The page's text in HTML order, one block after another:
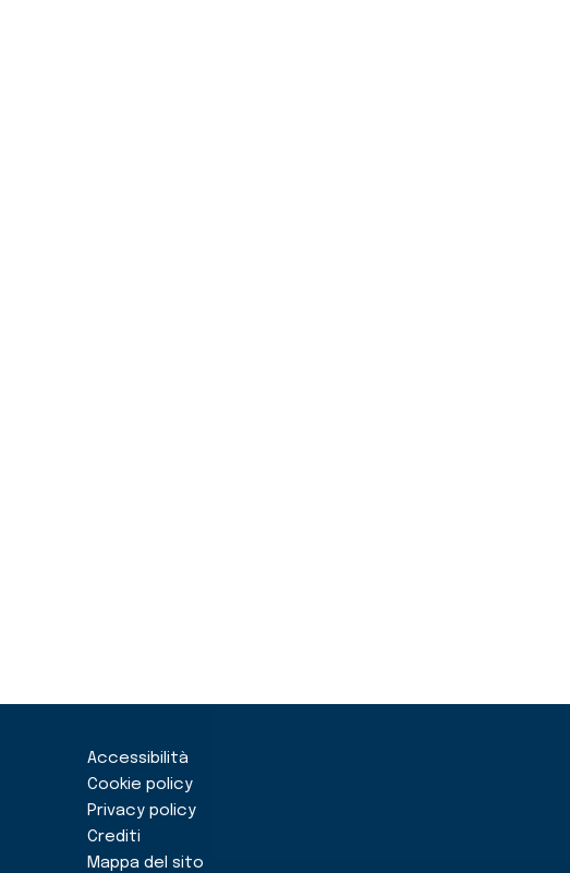
Accessibilità
Cookie policy
Privacy policy
Crediti
Mappa del sito